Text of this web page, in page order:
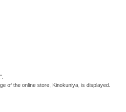
of the online store, Kinokuniya, is displayed.